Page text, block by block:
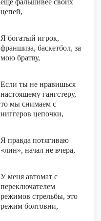
ещё фальшивее своих
цепей,
Я богатый игрок,
франшиза, баскетбол, за
мою братву,
Если ты не нравишься
настоящему гангстеру,
то мы снимаем с
ниггеров цепочки,
Я правда потягиваю
«лин», начал не вчера,
У меня автомат с
переключателем
режимов стрельбы, это
режим болтовни,